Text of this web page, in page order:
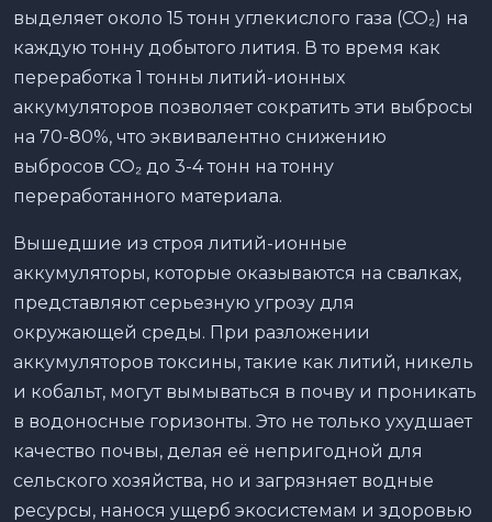
выделяет около 15 тонн углекислого газа (CO₂) на
каждую тонну добытого лития. В то время как
переработка 1 тонны литий-ионных
аккумуляторов позволяет сократить эти выбросы
на 70-80%, что эквивалентно снижению
выбросов CO₂ до 3-4 тонн на тонну
переработанного материала.
Вышедшие из строя литий-ионные
аккумуляторы, которые оказываются на свалках,
представляют серьезную угрозу для
окружающей среды. При разложении
аккумуляторов токсины, такие как литий, никель
и кобальт, могут вымываться в почву и проникать
в водоносные горизонты. Это не только ухудшает
качество почвы, делая её непригодной для
сельского хозяйства, но и загрязняет водные
ресурсы, нанося ущерб экосистемам и здоровью